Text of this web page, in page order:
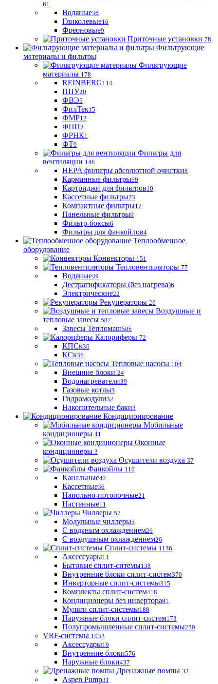
61
Водяные36
Гликолевые16
Фреоновые9
Приточные установки 78
Фильтрующие
материалы и фильтры
Фильтрующие
материaлы 178
REINBERG114
ППУ20
ФВЭ5
ФилТек15
ФМР12
ФПП2
ФРНК1
ФТ9
Фильтры для
вентиляции 146
HEPA фильтры абсолютной очистки8
Карманные фильтры69
Картриджи для фильтров10
Кассетные фильтры23
Компактные фильтры17
Панельные фильтры9
Фильтр-боксы6
Фильтры для фанкойлов4
Теплообменное
оборудование
Конвекторы 151
Тепловентиляторы 77
Водяные49
Дестратификаторы (без нагрева)6
Электрические22
Рекуператоры 26
Воздушные и
тепловые завесы 587
Завесы Тепломаш586
Калориферы 72
КПСк36
КСк36
Тепловые насосы 104
Внешние блоки 24
Водонагреватели39
Газовые котлы3
Гидромодули32
Накопительные баки3
Кондиционирование
Мобильные
кондиционеры 41
Оконные
кондиционеры 3
Осушители воздуха 37
Фанкойлы 110
Канальные42
Кассетные36
Напольно-потолочные21
Настенные11
Чиллеры 57
Модульные чиллеры5
С водяным охлаждением26
С воздушным охлаждением26
Сплит-системы 1136
Аксессуары11
Бытовые сплит-ситемы138
Внутренние блоки сплит-систем370
Инверторные сплит-системы315
Комплекты сплит-систем418
Кондиционеры без инвертора91
Мульти сплит-системы188
Наружные блоки сплит-систем173
Полупромышленные сплит-системы250
VRF-системы 1032
Аксессуары19
Внутренние блоки576
Наружные блоки437
Дренажные помпы 32
Aspen Pump31